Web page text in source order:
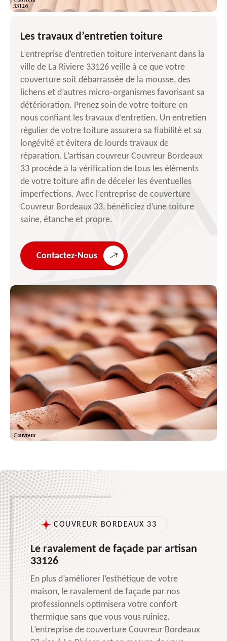
Les travaux d’entretien toiture
L’entreprise d’entretien toiture intervenant dans la
ville de La Riviere 33126 veille à ce que votre
couverture soit débarrassée de la mousse, des
lichens et d’autres micro-organismes favorisant sa
détérioration. Prenez soin de votre toiture en
nous confiant les travaux d’entretien. Un entretien
régulier de votre toiture assurera sa fiabilité et sa
longévité et évitera de lourds travaux de
réparation. L’artisan couvreur Couvreur Bordeaux
33 procède à la vérification de tous les éléments
de votre toiture afin de déceler les éventuelles
imperfections. Avec l’entreprise de couverture
Couvreur Bordeaux 33, bénéficiez d’une toiture
saine, étanche et propre.
Contactez-Nous
COUVREUR BORDEAUX 33
Le ravalement de façade par artisan
33126
En plus d’améliorer l’esthétique de votre
maison, le ravalement de façade par nos
professionnels optimisera votre confort
thermique sans que vous vous ruiniez.
L’entreprise de couverture Couvreur Bordeaux